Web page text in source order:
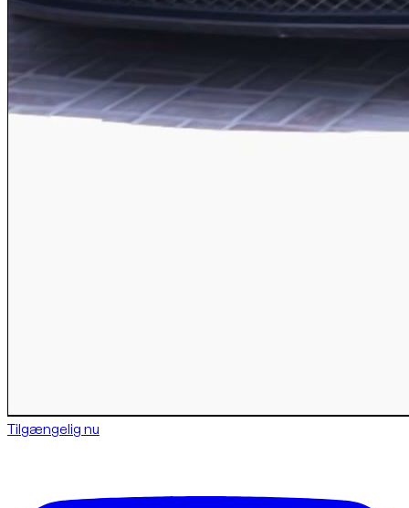
Tilgængelig nu